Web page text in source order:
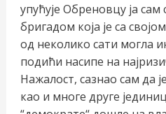
упућује Обреновцу ја
бригадом која је са
од неколико сати могла
подићи насипе на
Нажалост, сазнао сам да
као и многе друге